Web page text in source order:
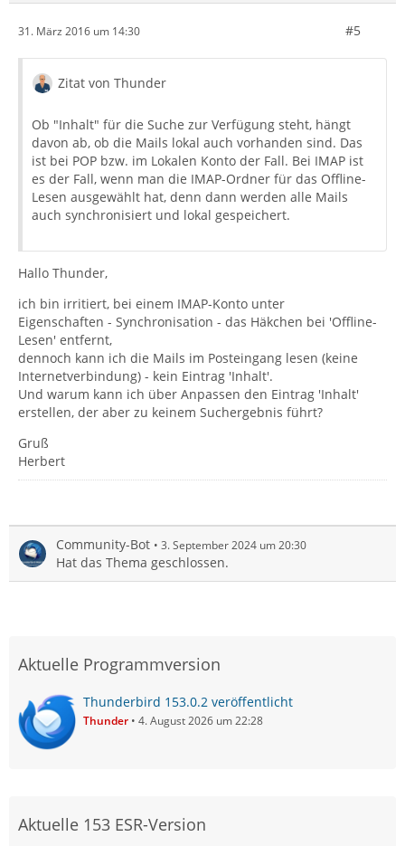
31. März 2016 um 14:30 #5
Zitat von Thunder
Ob "Inhalt" für die Suche zur Verfügung steht, hängt
davon ab, ob die Mails lokal auch vorhanden sind. Das
ist bei POP bzw. im Lokalen Konto der Fall. Bei IMAP ist
es der Fall, wenn man die IMAP-Ordner für das Offline-
Lesen ausgewählt hat, denn dann werden alle Mails
auch synchronisiert und lokal gespeichert.
Hallo Thunder,
ich bin irritiert, bei einem IMAP-Konto unter
Eigenschaften - Synchronisation - das Häkchen bei 'Offline-
Lesen' entfernt,
dennoch kann ich die Mails im Posteingang lesen (keine
Internetverbindung) - kein Eintrag 'Inhalt'.
Und warum kann ich über Anpassen den Eintrag 'Inhalt'
erstellen, der aber zu keinem Suchergebnis führt?
Gruß
Herbert
Community-Bot 3. September 2024 um 20:30
Hat das Thema geschlossen.
Aktuelle Programmversion
Thunderbird 153.0.2 veröffentlicht
Thunder 4. August 2026 um 22:28
Aktuelle 153 ESR-Version